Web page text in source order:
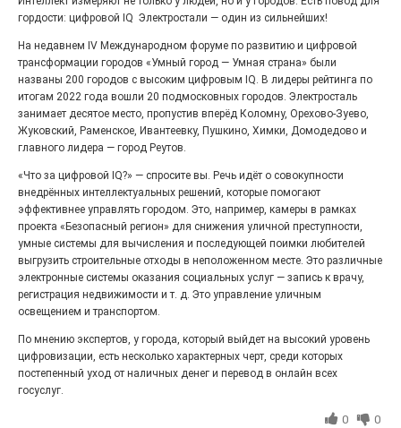
27.07.2026 0
дважды порадует проект «Районы-кварталы».
100 футов под килем!
26.07.2026
гордости: цифровой IQ Электростали — один из сильнейших!
На недавнем IV Международном форуме по развитию и цифровой
трансформации городов «Умный город — Умная страна» были
названы 200 городов с высоким цифровым IQ. В лидеры рейтинга по
итогам 2022 года вошли 20 подмосковных городов. Электросталь
занимает десятое место, пропустив вперёд Коломну, Орехово-Зуево,
Жуковский, Раменское, Ивантеевку, Пушкино, Химки, Домодедово и
главного лидера — город Реутов.
«Что за цифровой IQ?» — спросите вы. Речь идёт о совокупности
внедрённых интеллектуальных решений, которые помогают
эффективнее управлять городом. Это, например, камеры в рамках
проекта «Безопасный регион» для снижения уличной преступности,
умные системы для вычисления и последующей поимки любителей
выгрузить строительные отходы в неположенном месте. Это различные
электронные системы оказания социальных услуг — запись к врачу,
регистрация недвижимости и т. д. Это управление уличным
освещением и транспортом.
По мнению экспертов, у города, который выйдет на высокий уровень
цифровизации, есть несколько характерных черт, среди которых
постепенный уход от наличных денег и перевод в онлайн всех
госуслуг.
0 0